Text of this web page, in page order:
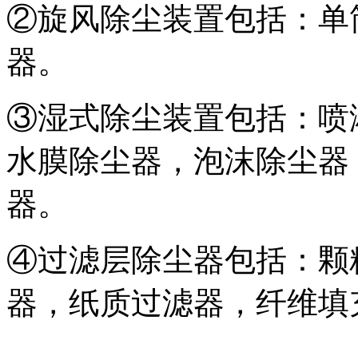
②旋风除尘装置包括：单
器。
③湿式除尘装置包括：喷
水膜除尘器，泡沫除尘
器。
④过滤层除尘器包括：颗
器，纸质过滤器，纤维填